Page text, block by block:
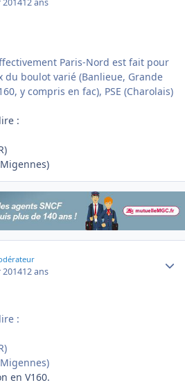
201412 ans
Paris-Nord est fait pour
du boulot varié (Banlieue, Grande
y compris en fac), PSE (Charolais)
:
201412 ans
:
en V160.